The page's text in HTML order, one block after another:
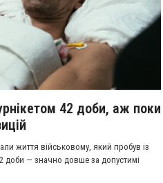
42 доби, аж поки
життя військовому, який пробув із
доби — значно довше за допустимі